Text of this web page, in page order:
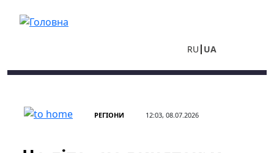
RU UA
РЕГІОНИ 12:03, 08.07.2026